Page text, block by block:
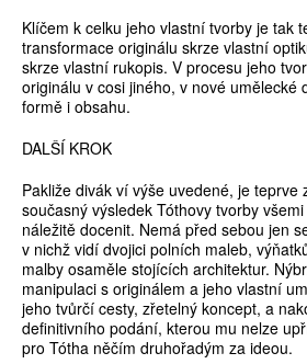
Klíčem k celku jeho vlastní tvorby je tak
transformace originálu skrze vlastní
skrze vlastní rukopis. V procesu jeho
originálu v cosi jiného, v nové umělecké
formě i obsahu.
DALŠÍ KROK
Pakliže divák ví výše uvedené, je teprve
současný výsledek Tóthovy tvorby
náležitě docenit. Nemá před sebou jen
v nichž vidí dvojici polních maleb,
malby osaměle stojících architektur.
manipulaci s originálem a jeho vlastní
jeho tvůrčí cesty, zřetelný koncept, a
definitivního podání, kterou mu nelze
pro Tótha něčím druhořadým za ideou.